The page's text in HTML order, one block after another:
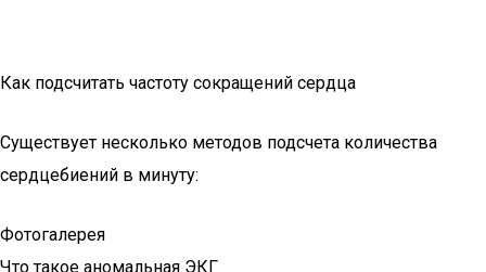
Как подсчитать частоту сокращений сердца
Существует несколько методов подсчета количества
сердцебиений в минуту:
Фотогалерея
Что такое аномальная ЭКГ